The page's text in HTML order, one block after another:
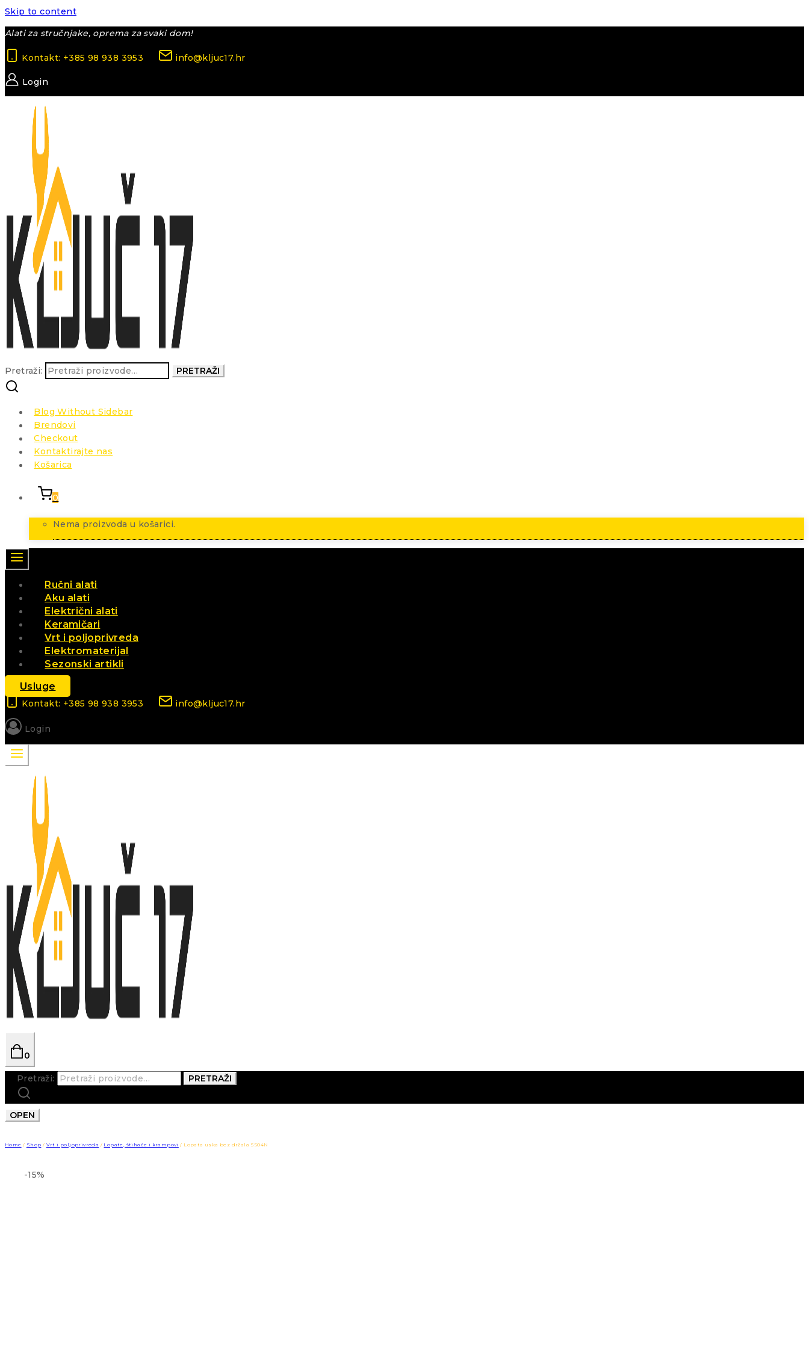
Skip to content
Alati za stručnjake, oprema za svaki dom!
Kontakt: +385 98 938 3953 info@kljuc17.hr
Login
Pretraži: PRETRAŽI
Blog Without Sidebar
Brendovi
Checkout
Kontaktirajte nas
Košarica
0
Nema proizvoda u košarici.
Ručni alati
Aku alati
Električni alati
Keramičari
Vrt i poljoprivreda
Elektromaterijal
Sezonski artikli
Usluge
Kontakt: +385 98 938 3953 info@kljuc17.hr
Login
0
Pretraži: PRETRAŽI
OPEN
Home / Shop / Vrt i poljoprivreda / Lopate, štihače i krampovi / Lopata uska bez držala S504N
-15%